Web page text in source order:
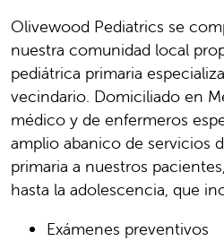
Olivewood Pediatrics se
nuestra comunidad local
pediátrica primaria
vecindario. Domiciliado en
médico y de enfermeros
amplio abanico de servicios
primaria a nuestros
hasta la adolescencia, que
Exámenes preventivos